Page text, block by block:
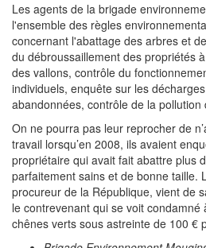
Les agents de la brigade
l'ensemble des règles
concernant l'abattage des arbres et
du débroussaillement des propriétés
des vallons, contrôle du
individuels, enquête sur les
abandonnées, contrôle de la
On ne pourra pas leur reprocher de
travail lorsqu’en 2008, ils avaient
propriétaire qui avait fait abattre plus
parfaitement sains et de bonne taille.
procureur de la République, vient de
le contrevenant qui se voit
chênes verts sous astreinte de 100 €